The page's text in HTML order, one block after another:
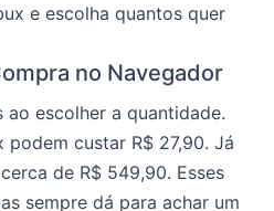
e escolha quantos quer
no Navegador
escolher a quantidade.
podem custar R$ 27,90. Já
de R$ 549,90. Esses
sempre dá para achar um